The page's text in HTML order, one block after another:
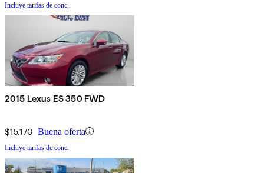
Incluye tarifas de conc.
2015 Lexus ES 350 FWD
$15,170 Buena oferta
Incluye tarifas de conc.